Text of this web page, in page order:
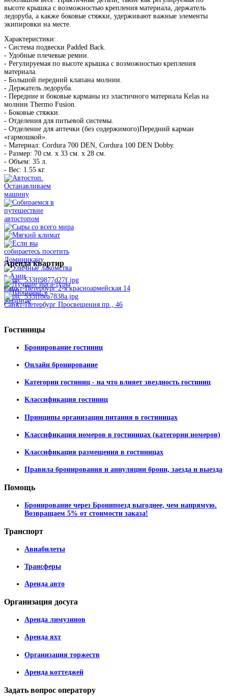
высоте крышка с возможностью крепления материала, держатель
ледоруба, а какже боковые стяжки, удерживают важные элементы
экипировки на месте.
Характеристики:
- Система подвески Padded Back.
- Удобные плечевые ремни.
- Регулируемая по высоте крышка с возможностью крепления
материала.
- Большой передний клапана молнии.
- Держатель ледоруба.
- Передние и боковые карманы из эластичного материала Kelas на
молнии Thermo Fusion.
- Боковые стяжки.
- Отделения для питьевой системы.
- Отделение для аптечки (без содержимого)Передний карман
«гармошкой».
- Материал: Cordura 700 DEN, Cordura 100 DEN Dobby.
- Размер: 70 см. х 33 см. х 28 см.
- Объем: 35 л.
- Вес: 1.55 кг.
Арендаквартир
Санкт-Петербург 2-я красноармейская 14
Санкт-Петербург Просвещения пр., 46
Гостиницы
Бронирование гостиниц
Онлайн бронирование
Категории гостиниц - на что влияет звездность гостиниц
Классификация гостиниц
Принципы организации питания в гостиницах
Классификация номеров в гостиницах (категории номеров)
Классификация размещения в гостиницах
Правила бронирования и аннуляции брони, заезда и выезда
Помощь
Бронирование через Бронипоезд выгоднее, чем напрямую.
Возвращаем 5% от стоимости заказа!
Транспорт
Авиабилеты
Трансферы
Аренда авто
Организация досуга
Аренда лимузинов
Аренда яхт
Организация торжеств
Аренда коттеджей
Задать вопрос оператору